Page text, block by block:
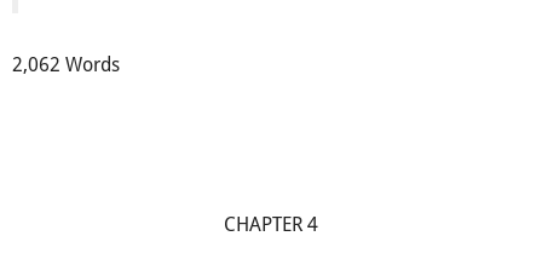
2,062 Words
CHAPTER 4